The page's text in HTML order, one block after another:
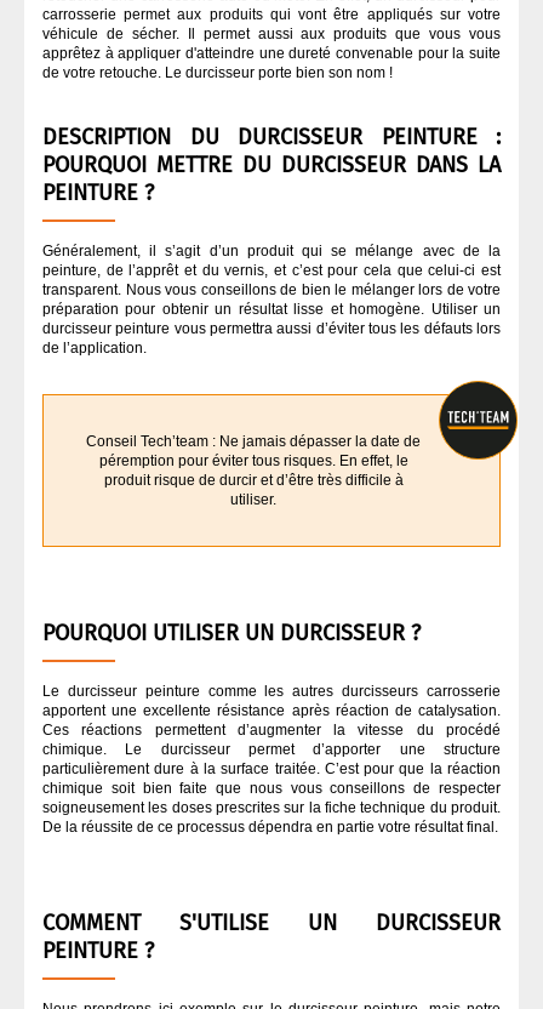
COLLES
DURCISSEUR
MASQUAGE CARROSSERIE
OUTILLAGE À MAIN
OUTILLAGE ÉLECTRIQUE
PONÇAGE CARROSSERIE
PULVÉRISATION
VERNIS CARROSSERIE
carrosserie permet aux produits qui vont être appliqués sur votre
véhicule de sécher. Il permet aussi aux produits que vous vous
apprêtez à appliquer d'atteindre une dureté convenable pour la suite
de votre retouche. Le durcisseur porte bien son nom !
DESCRIPTION DU DURCISSEUR PEINTURE :
POURQUOI METTRE DU DURCISSEUR DANS LA
PEINTURE ?
Généralement, il s’agit d’un produit qui se mélange avec de la
peinture, de l’apprêt et du vernis, et c’est pour cela que celui-ci est
transparent. Nous vous conseillons de bien le mélanger lors de votre
préparation pour obtenir un résultat lisse et homogène. Utiliser un
durcisseur peinture vous permettra aussi d’éviter tous les défauts lors
de l’application.
Conseil Tech’team : Ne jamais dépasser la date de
péremption pour éviter tous risques. En effet, le
produit risque de durcir et d’être très difficile à
utiliser.
POURQUOI UTILISER UN DURCISSEUR ?
Le durcisseur peinture comme les autres durcisseurs carrosserie
apportent une excellente résistance après réaction de catalysation.
Ces réactions permettent d’augmenter la vitesse du procédé
chimique. Le durcisseur permet d’apporter une structure
particulièrement dure à la surface traitée. C’est pour que la réaction
chimique soit bien faite que nous vous conseillons de respecter
soigneusement les doses prescrites sur la fiche technique du produit.
De la réussite de ce processus dépendra en partie votre résultat final.
COMMENT S'UTILISE UN DURCISSEUR
PEINTURE ?